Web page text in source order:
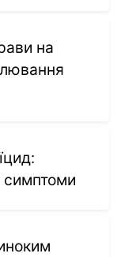
на
симптоми